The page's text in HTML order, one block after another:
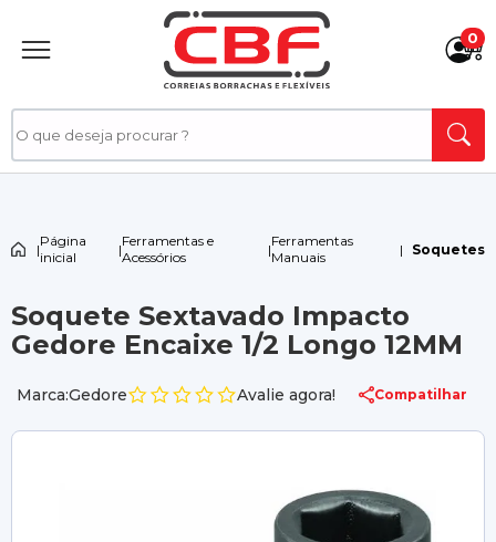
0
|Página
inicial
|Ferramentas e
Acessórios
|Ferramentas
Manuais
| Soquetes
Soquete Sextavado Impacto
Gedore Encaixe 1/2 Longo 12MM
Marca:Gedore Avalie agora! Compatilhar